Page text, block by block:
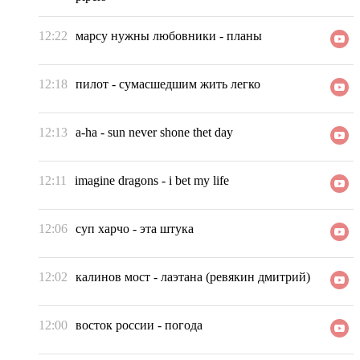
12:22 марсу нужны любовники - планы
12:18 пилот - сумасшедшим жить легко
12:13 a-ha - sun never shone thet day
12:11 imagine dragons - i bet my life
12:06 суп харчо - эта штука
12:02 калинов мост - лаэтана (ревякин дмитрий)
12:00 восток россии - погода